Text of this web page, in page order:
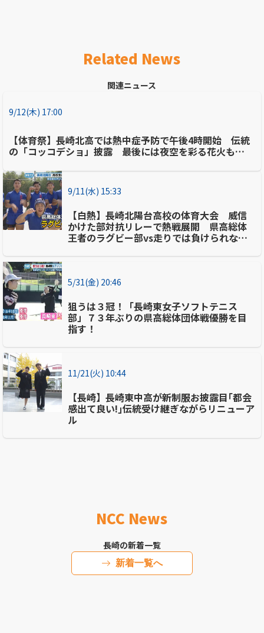
Related News
関連ニュース
9/12(木) 17:00
【体育祭】長崎北高では熱中症予防で午後4時開始 伝統
の「コッコデショ」披露 最後には夜空を彩る花火も…
9/11(水) 15:33
【白熱】長崎北陽台高校の体育大会 威信
かけた部対抗リレーで熱戦展開 県高総体
王者のラグビー部vs走りでは負けられない
5/31(金) 20:46
狙うは３冠！「長崎東女子ソフトテニス
部」７３年ぶりの県高総体団体戦優勝を目
指す！
11/21(火) 10:44
【長崎】長崎東中高が新制服お披露目｢都会
感出て良い!｣伝統受け継ぎながらリニューア
ル
NCC News
長崎の新着一覧
新着一覧へ